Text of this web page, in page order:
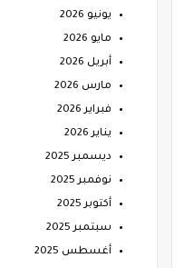
يونيو 2026
مايو 2026
أبريل 2026
مارس 2026
فبراير 2026
يناير 2026
ديسمبر 2025
نوفمبر 2025
أكتوبر 2025
سبتمبر 2025
أغسطس 2025